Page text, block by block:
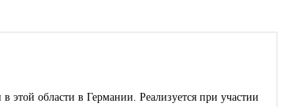
этой области в Германии. Реализуется при участии